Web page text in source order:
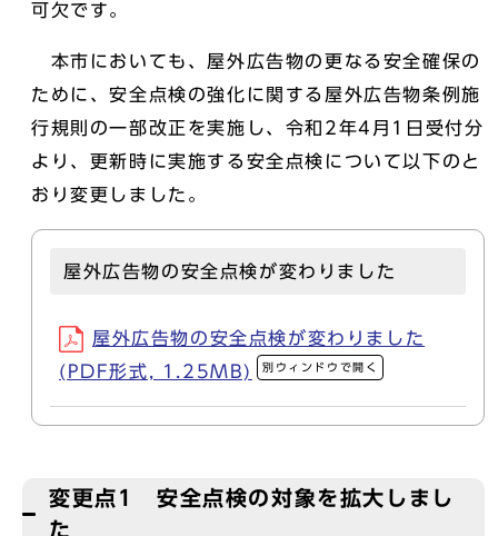
可欠です。
本市においても、屋外広告物の更なる安全確保の
ために、安全点検の強化に関する屋外広告物条例施
行規則の一部改正を実施し、令和2年4月1日受付分
より、更新時に実施する安全点検について以下のと
おり変更しました。
屋外広告物の安全点検が変わりました
屋外広告物の安全点検が変わりました
(PDF形式, 1.25MB)
別ウィンドウで開く
変更点1 安全点検の対象を拡大しまし
た